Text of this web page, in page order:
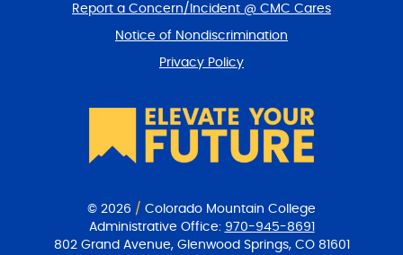
Report a Concern/Incident @ CMC Cares
Notice of Nondiscrimination
Privacy Policy
© 2026 / Colorado Mountain College
Administrative Office: 970-945-8691
802 Grand Avenue, Glenwood Springs, CO 81601